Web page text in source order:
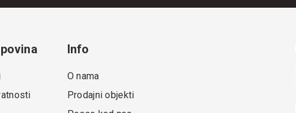
Info
O nama
Prodajni objekti